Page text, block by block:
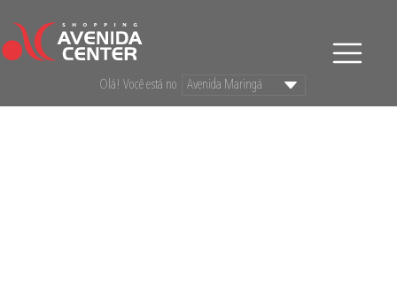
Olá! Você está no